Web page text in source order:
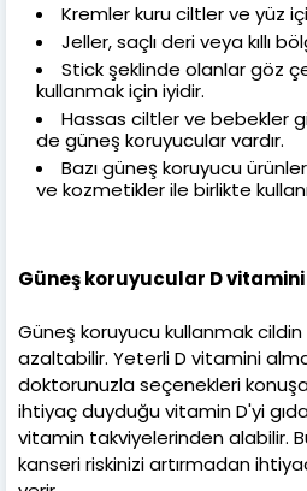
Kremler kuru ciltler ve yüz
Jeller, saçlı deri veya kıllı
Stick şeklinde olanlar göz
kullanmak için iyidir.
Hassas ciltler ve bebekler
de güneş koruyucular vardır.
Bazı güneş koruyucu
ve kozmetikler ile birlikte
Güneş koruyucular D
Güneş koruyucu kullanmak
azaltabilir. Yeterli D vitamini
doktorunuzla seçenekleri
ihtiyaç duyduğu vitamin D'yi
vitamin takviyelerinden alabilir.
kanseri riskinizi artırmadan